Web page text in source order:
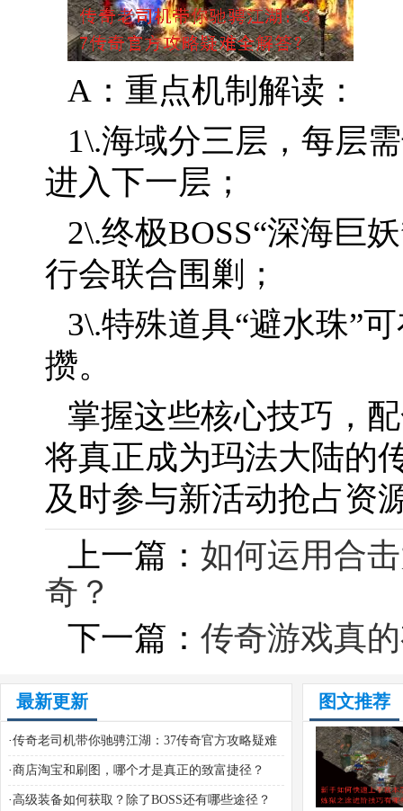
A：重点机制解读：
1\.海域分三层，每层
进入下一层；
2\.终极BOSS“深海巨
行会联合围剿；
3\.特殊道具“避水珠”
攒。
掌握这些核心技巧，
将真正成为玛法大陆的
及时参与新活动抢占资
上一篇： 如何运用合
奇？
下一篇： 传奇游戏真
最新更新
·传奇老司机带你驰骋江湖：37传奇官方攻略疑难
全解答？
·商店淘宝和刷图，哪个才是真正的致富捷径？
·高级装备如何获取？除了BOSS还有哪些途径？
图文推荐